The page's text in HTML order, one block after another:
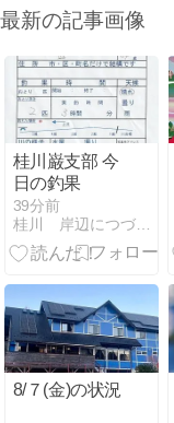
最新の記事画像
桂川巌支部 今
日の釣果
39分前
桂川 岸辺につづく牧野原
8/７(金)の状況